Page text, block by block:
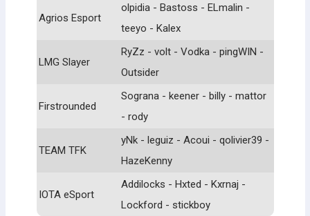
Agrios Esport
olpidia - Bastoss - ELmalin -
teeyo - Kalex
LMG Slayer
RyZz - volt - Vodka - pingWIN -
Outsider
Firstrounded
Sograna - keener - billy - mattor
- rody
TEAM TFK
yNk - leguiz - Acoui - qolivier39 -
HazeKenny
IOTA eSport
Addilocks - Hxted - Kxrnaj -
Lockford - stickboy